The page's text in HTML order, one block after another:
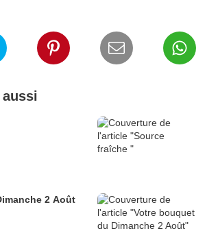
aussi
2 Août